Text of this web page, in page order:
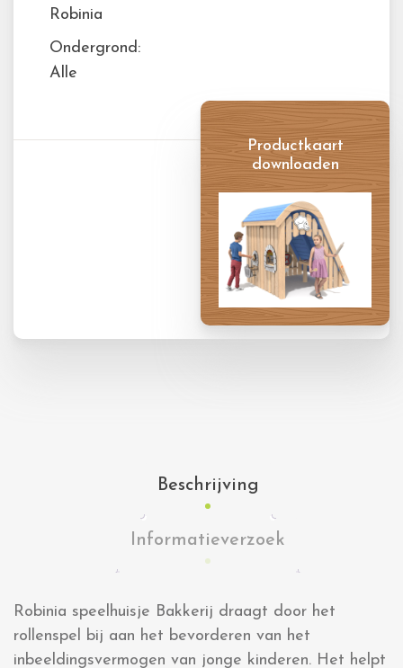
Robinia
Ondergrond:
Alle
Productkaart
downloaden
Beschrijving
Informatieverzoek
Robinia speelhuisje Bakkerij draagt door het
rollenspel bij aan het bevorderen van het
inbeeldingsvermogen van jonge kinderen. Het helpt